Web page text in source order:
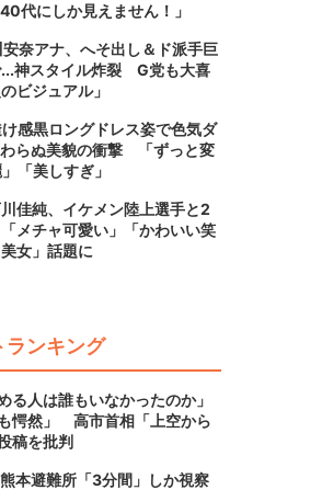
代にしか見えません！」
奈アナ、へそ出し＆ド派手巨
...神スタイル炸裂 G党も大喜
ビジュアル」
感黒ロングドレス姿で色気ダ
らぬ美貌の衝撃 「ずっと変
「美しすぎ」
佳純、イケメン陸上選手と2
メチャ可愛い」「かわいい笑
女」話題に
ランキング
る人は誰もいなかったのか」
も愕然」 高市首相「上空から
稿を批判
本避難所「3分間」しか視察